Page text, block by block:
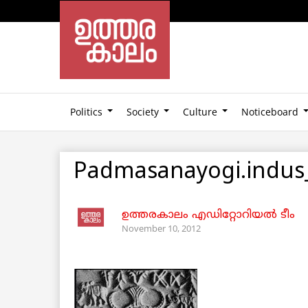
Politics Society Culture Noticeboard
ഉത്തരകാലം എഡിറ്റോറിയല്‍ ടീം
November 10, 2012